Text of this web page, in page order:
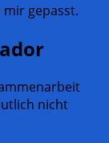
gepasst.
nicht